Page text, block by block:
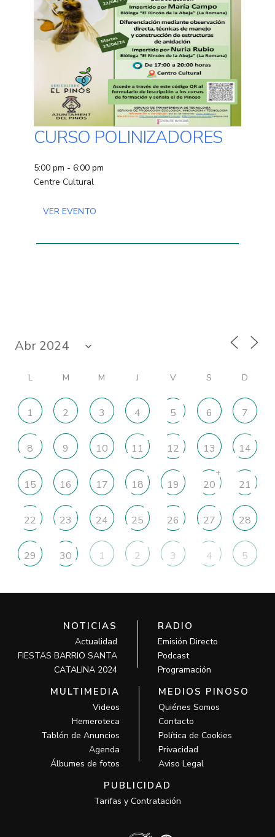
CURSO POLINIZADORES
5:00 pm - 6:00 pm
Centre Cultural
VER EVENTO
L M M J V S D
1 2 3 4 5 6 7
8 9 10 11 12 13 14
15 16 17 18 19 20
+
21
22 23 24 25 26 27 28
29 30 1 2 3 4 5
NOTICIAS
Actualidad
FIESTAS BARRIO SANTA
CATALINA 2024
RADIO
Emisión Directo
Podcast
Programación
MULTIMEDIA
Videos
Hemeroteca
Tablón de Anuncios
Agenda
Álbumes de fotos
MEDIOS PINOSO
Quiénes Somos
Contacto
Política de Cookies
Privacidad
Aviso Legal
PUBLICIDAD
Tarifas y Contratación